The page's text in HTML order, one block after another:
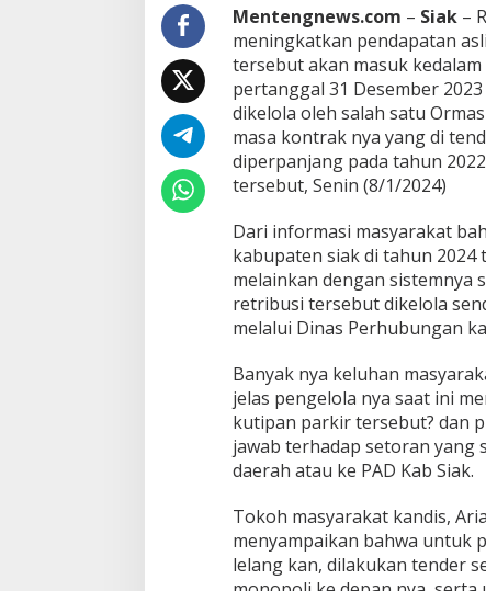
a
m
a
P
e
r
p
a
r
k
r
a
n
d
K
b
u
p
a
t
e
i
a
k
B
Mentengnews.com – Siak–
meningkatkan pendapatan
tersebut akan masuk
pertanggal 31 Desember
dikelola oleh salah satu
masa kontrak nya yang di
diperpanjang pada tahun
tersebut, Senin (8/1/2024)
Dari informasi masyarakat
kabupaten siak di tahun
melainkan dengan sistemnya
retribusi tersebut dikelola
melalui Dinas Perhubungan
Banyak nya keluhan
jelas pengelola nya saat ini
kutipan parkir tersebut? dan
jawab terhadap setoran yang
daerah atau ke PAD Kab Siak.
Tokoh masyarakat kandis,
menyampaikan bahwa untuk
lelang kan, dilakukan tender